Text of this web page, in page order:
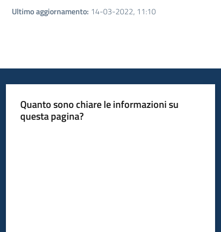
Ultimo aggiornamento: 14-03-2022, 11:10
Quanto sono chiare le informazioni su
questa pagina?